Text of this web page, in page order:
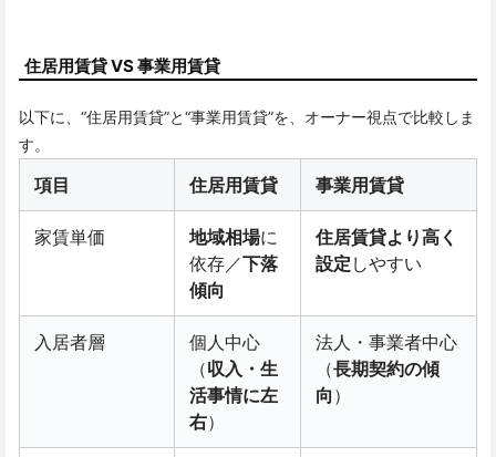
住居用賃貸 VS 事業用賃貸
以下に、“住居用賃貸”と“事業用賃貸”を、オーナー視点で比較しま
す。
項目 住居用賃貸 事業用賃貸
家賃単価 地域相場に
依存／下落
傾向
住居賃貸より高く
設定 しやすい
入居者層
個人中心
（収入・生
活事情に左
右）
法人・事業者中心
（長期契約の傾
向 ）